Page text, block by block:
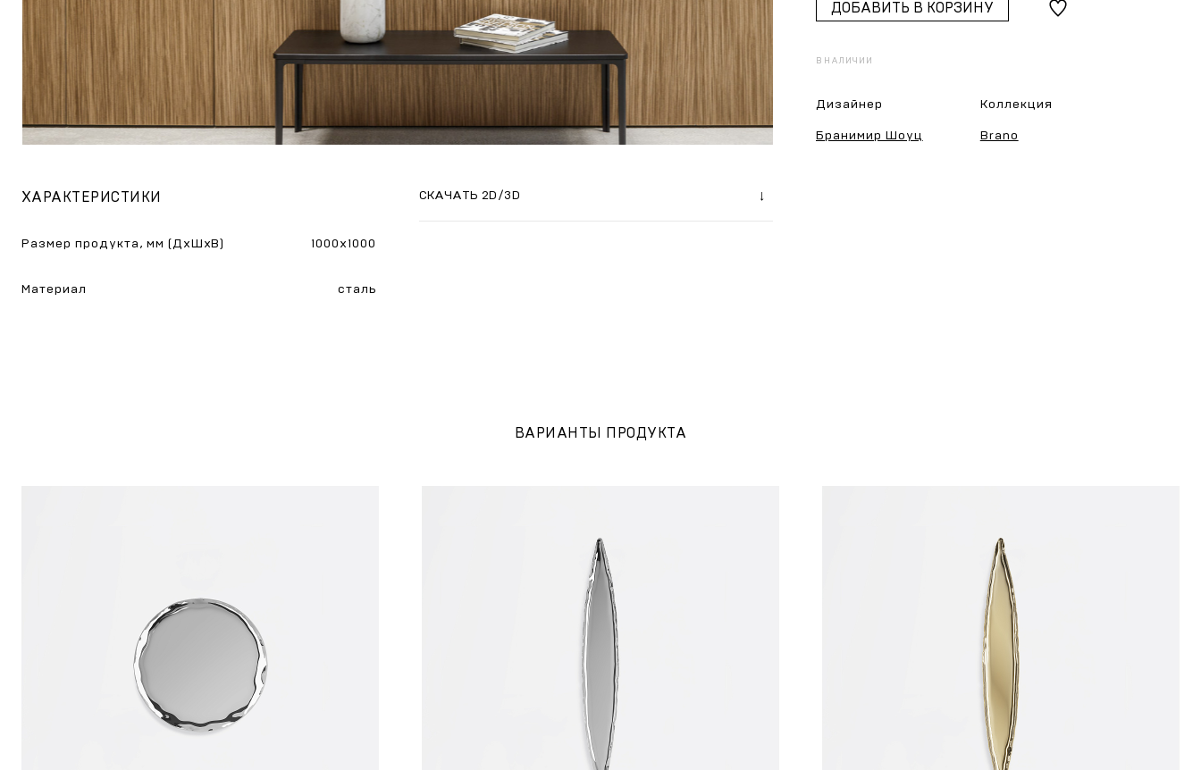
ДОБАВИТЬ В КОРЗИНУ
В НАЛИЧИИ
Дизайнер
Бранимир Шоуц
Коллекция
Brano
ХАРАКТЕРИСТИКИ
Размер продукта, мм (ДхШхВ) 1000x1000
Материал сталь
СКАЧАТЬ 2D/3D
ВАРИАНТЫ ПРОДУКТА